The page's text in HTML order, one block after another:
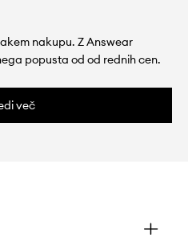
nakupu. Z Answear
popusta od od rednih cen.
več